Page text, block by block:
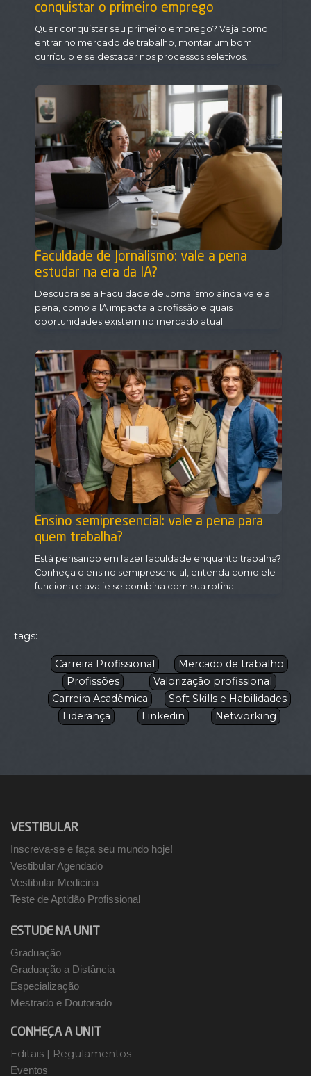
conquistar o primeiro emprego
Quer conquistar seu primeiro emprego? Veja como
entrar no mercado de trabalho, montar um bom
currículo e se destacar nos processos seletivos.
Faculdade de Jornalismo: vale a pena
estudar na era da IA?
Descubra se a Faculdade de Jornalismo ainda vale a
pena, como a IA impacta a profissão e quais
oportunidades existem no mercado atual.
Ensino semipresencial: vale a pena para
quem trabalha?
Está pensando em fazer faculdade enquanto trabalha?
Conheça o ensino semipresencial, entenda como ele
funciona e avalie se combina com sua rotina.
tags:
Carreira Profissional
Mercado de trabalho
Profissões
Valorização profissional
Carreira Acadêmica
Soft Skills e Habilidades
Liderança
Linkedin Networking
VESTIBULAR
Inscreva-se e faça seu mundo hoje!
Vestibular Agendado
Vestibular Medicina
Teste de Aptidão Profissional
ESTUDE NA UNIT
Graduação
Graduação a Distância
Especialização
Mestrado e Doutorado
CONHEÇA A UNIT
Editais | Regulamentos
Eventos